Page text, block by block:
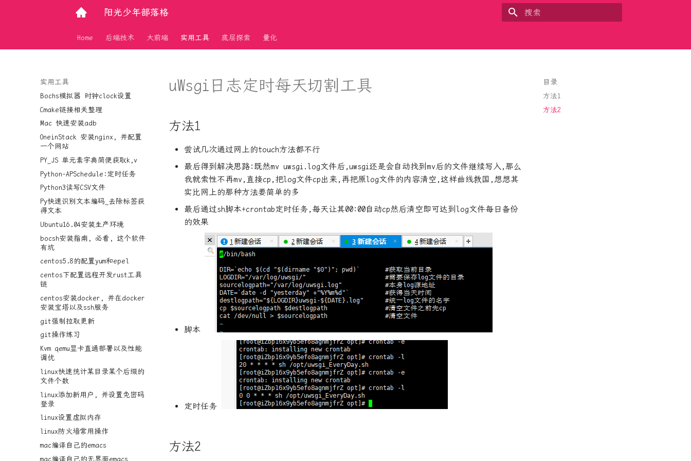
阳光少年部落格
Home 后端技术 大前端 实用工具 底层探索 量化
实用工具
Bochs模拟器 时钟clock设置
Cmake链接相关整理
Mac 快速安装adb
OneinStack 安装nginx, 并配置
一个网站
PY_JS 单元素字典简便获取k,v
Python-APSchedule:定时任务
Python3读写CSV文件
Py快速识别文本编码_去除标签获
得文本
Ubuntu16.04安装生产环境
bocsh安装指南, 必看, 这个软件
有坑
centos5.8的配置yum和epel
centos下配置远程开发rust工具
链
centos安装docker, 并在docker
安装宝塔以及ssh服务
git强制拉取更新
git操作练习
Kvm qemu显卡直通部署以及性能
调优
linux快速统计某目录某个后缀的
文件个数
linux添加新用户, 并设置免密码
登录
linux设置虚拟内存
linux防火墙常用操作
mac编译自己的emacs
mac编译自己的无界面emacs
目录
方法1
方法2
uWsgi日志定时每天切割工具
方法1
尝试几次通过网上的touch方法都不行
最后得到解决思路:既然mv uwsgi.log文件后,uwsgi还是会自动找到mv后的文件继续写入,那么
我就索性不再mv,直接cp,把log文件cp出来,再把原log文件的内容清空,这样曲线救国,想想其
实比网上的那种方法要简单的多
最后通过sh脚本+crontab定时任务,每天让其00:00自动cp然后清空即可达到log文件每日备份
的效果
脚本
定时任务
方法2